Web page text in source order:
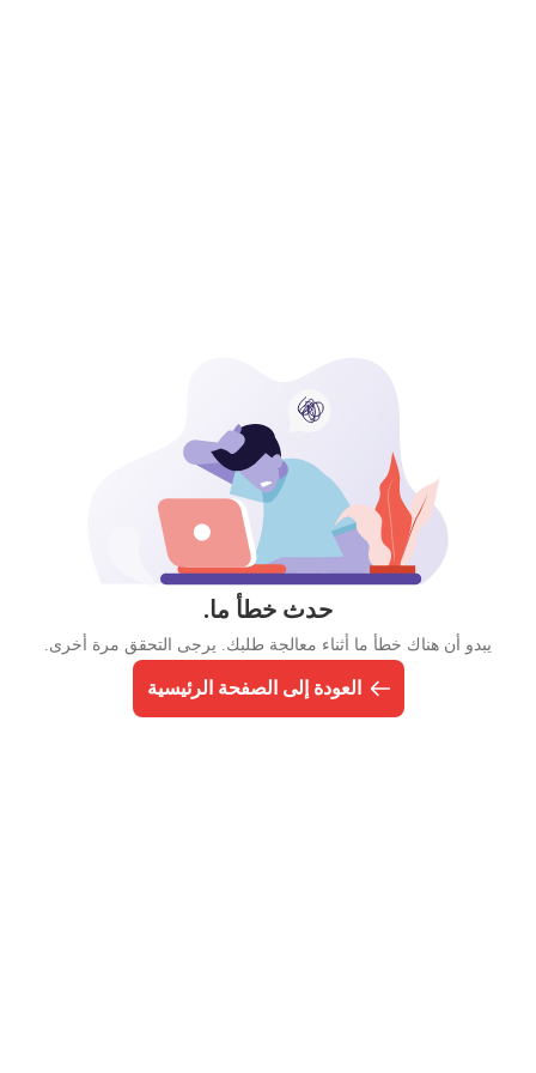
حدث خطأ ما.
يبدو أن هناك خطأ ما أثناء معالجة طلبك. يرجى التحقق مرة أخرى.
العودة إلى الصفحة الرئيسية